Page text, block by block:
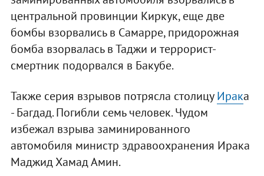
центральной провинции Киркук, еще две
бомбы взорвались в Самарре, придорожная
бомба взорвалась в Таджи и террорист-
смертник подорвался в Бакубе.
Также серия взрывов потрясла столицуИрака
- Багдад. Погибли семь человек. Чудом
избежал взрыва заминированного
автомобиля министр здравоохранения Ирака
Маджид Хамад Амин.